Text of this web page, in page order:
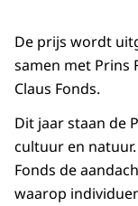
De prijs wordt
samen met Prins
Claus Fonds.
Dit jaar staan de
cultuur en
Fonds de
waarop